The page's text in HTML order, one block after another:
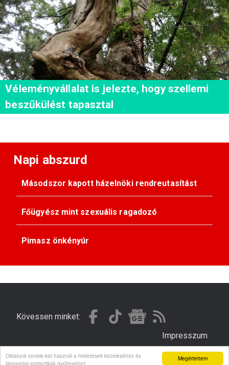
Megértettem
Oldalunk cookie-kat használ a hirdetések kezeléséhez és
látogatási statisztikák gyűjtéséhez.
Véleményvállalat is jelezte, hogy szellemi
beszűkülést tapasztal
Napi abszurd
Másodszor kapott házelnöki rendreutasítást
Főügyész mint szexuális ragadozó
Pimasz önkényúr
Kövessen minket:
Impresszum
© Gondola 2026 - Minden jog fenntartva